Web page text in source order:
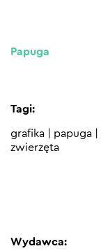
Papuga
Tagi:
grafika papuga
zwierzęta
Wydawca: